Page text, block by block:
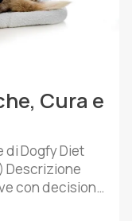
Cura e
di Dogfy Diet
Descrizione
con decisione